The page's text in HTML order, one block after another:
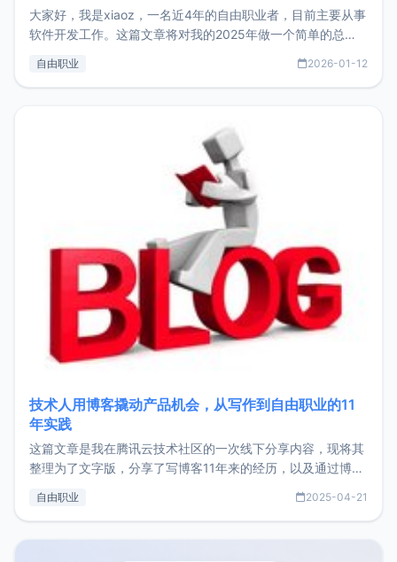
大家好，我是xiaoz，一名近4年的自由职业者，目前主要从事
软件开发工作。这篇文章将对我的2025年做一个简单的总
收入下降20%，但却过得很充实，2026年不求突破，但求保
自由职业 2026-01-12
技术人用博客撬动产品机会，从写作到自由职业的11
年实践
这篇文章是我在腾讯云技术社区的一次线下分享内容，现将其
整理为了文字版，分享了写博客11年来的经历，以及通过博客
了我的首个产品ImgURL的真实数据和产品现状。自我介绍大
自由职业 2025-04-21